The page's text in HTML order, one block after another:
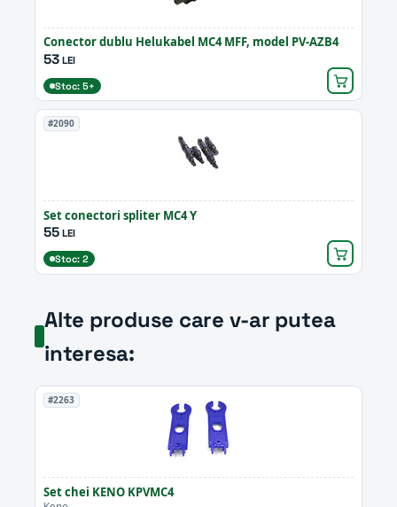
Conector dublu Helukabel MC4 MFF, model PV-AZB4
53LEI
Stoc: 5+
#2090
Set conectori spliter MC4 Y
55LEI
Stoc: 2
Alte produse care v-ar putea
interesa:
#2263
Set chei KENO KPVMC4